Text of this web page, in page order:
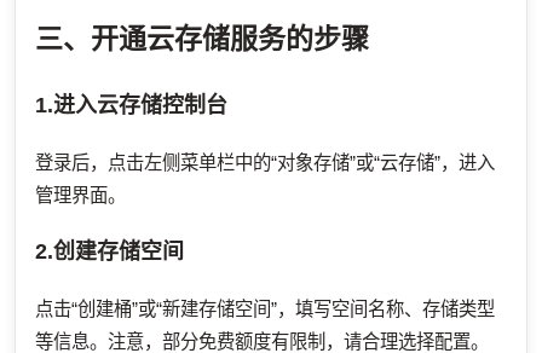
三、开通云存储服务的步骤
1.进入云存储控制台
登录后，点击左侧菜单栏中的“对象存储”或“云存储”，进入
管理界面。
2.创建存储空间
点击“创建桶”或“新建存储空间”，填写空间名称、存储类型
等信息。注意，部分免费额度有限制，请合理选择配置。